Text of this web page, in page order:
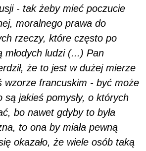
- tak żeby mieć poczucie
moralnego prawa do
rzeczy, które często po
młodych ludzi (...) Pan
że to jest w dużej mierze
wzorze francuskim - być może
są jakieś pomysły, o których
bo nawet gdyby to była
to ona by miała pewną
okazało, że wiele osób taką